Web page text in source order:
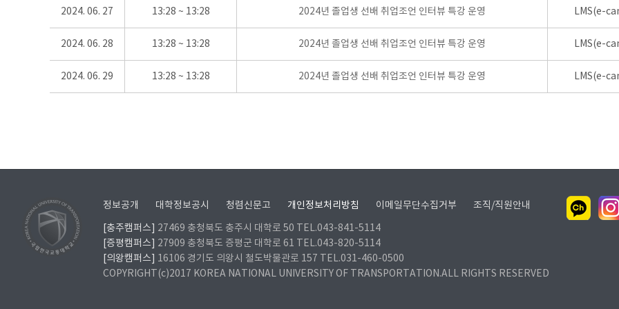
2024. 06. 27 13:28 ~ 13:28 2024년 졸업생 선배 취업조언 인터뷰 특강 운영 LMS(e-
2024. 06. 28 13:28 ~ 13:28 2024년 졸업생 선배 취업조언 인터뷰 특강 운영 LMS(e-
2024. 06. 29 13:28 ~ 13:28 2024년 졸업생 선배 취업조언 인터뷰 특강 운영 LMS(e-
정보공개 대학정보공시 청렴신문고 개인정보처리방침 이메일무단수집거부 조직/직원안내
[충주캠퍼스]
27469 충청북도 충주시 대학로 50 TEL.043-841-5114
[증평캠퍼스]
27909 충청북도 증평군 대학로 61 TEL.043-820-5114
[의왕캠퍼스]
16106 경기도 의왕시 철도박물관로 157 TEL.031-460-0500
COPYRIGHT(c)2017 KOREA NATIONAL UNIVERSITY OF TRANSPORTATION.ALL RIGHTS RESERVED